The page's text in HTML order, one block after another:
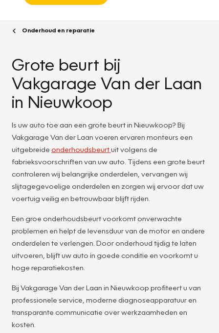
Onderhoud en reparatie
Grote beurt bij
Vakgarage Van der Laan
in Nieuwkoop
Is uw auto toe aan een grote beurt in Nieuwkoop? Bij
Vakgarage Van der Laan voeren ervaren monteurs een
uitgebreide onderhoudsbeurtuit volgens de
fabrieksvoorschriften van uw auto. Tijdens een grote beurt
controleren wij belangrijke onderdelen, vervangen wij
slijtagegevoelige onderdelen en zorgen wij ervoor dat uw
voertuig veilig en betrouwbaar blijft rijden.
Een groe onderhoudsbeurt voorkomt onverwachte
problemen en helpt de levensduur van de motor en andere
onderdelen te verlengen. Door onderhoud tijdig te laten
uitvoeren, blijft uw auto in goede conditie en voorkomt u
hoge reparatiekosten.
Bij Vakgarage Van der Laan in Nieuwkoop profiteert u van
professionele service, moderne diagnoseapparatuur en
transparante communicatie over werkzaamheden en
kosten.